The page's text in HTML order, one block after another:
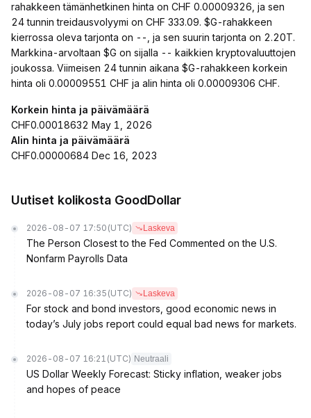
rahakkeen tämänhetkinen hinta on CHF 0.00009326, ja sen
24 tunnin treidausvolyymi on CHF 333.09. $G-rahakkeen
kierrossa oleva tarjonta on --, ja sen suurin tarjonta on 2.20T.
Markkina-arvoltaan $G on sijalla -- kaikkien kryptovaluuttojen
joukossa. Viimeisen 24 tunnin aikana $G-rahakkeen korkein
hinta oli 0.00009551 CHF ja alin hinta oli 0.00009306 CHF.
Korkein hinta ja päivämäärä
CHF0.00018632 May 1, 2026
Alin hinta ja päivämäärä
CHF0.00000684 Dec 16, 2023
Uutiset kolikosta GoodDollar
2026-08-07 17:50 (UTC) Laskeva
The Person Closest to the Fed Commented on the U.S.
Nonfarm Payrolls Data
2026-08-07 16:35 (UTC) Laskeva
For stock and bond investors, good economic news in
today’s July jobs report could equal bad news for markets.
2026-08-07 16:21 (UTC) Neutraali
US Dollar Weekly Forecast: Sticky inflation, weaker jobs
and hopes of peace